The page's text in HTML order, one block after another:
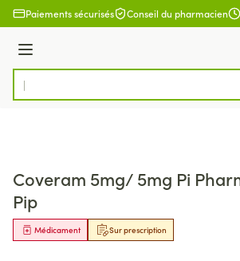
Aller au contenu
Paiements sécurisés Conseil du pharmacien
Menu
Rechercher
Coveram 5mg/ 5mg Pi
Pip
Sur prescription
Médicament